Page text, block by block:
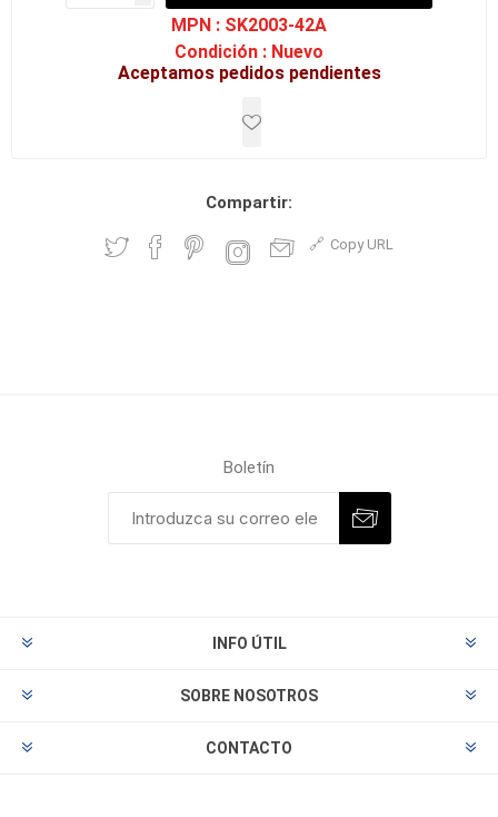
MPN : SK2003-42A
Condición : Nuevo
Aceptamos pedidos pendientes
Compartir:
Copy URL
Boletín
INFO ÚTIL
SOBRE NOSOTROS
CONTACTO